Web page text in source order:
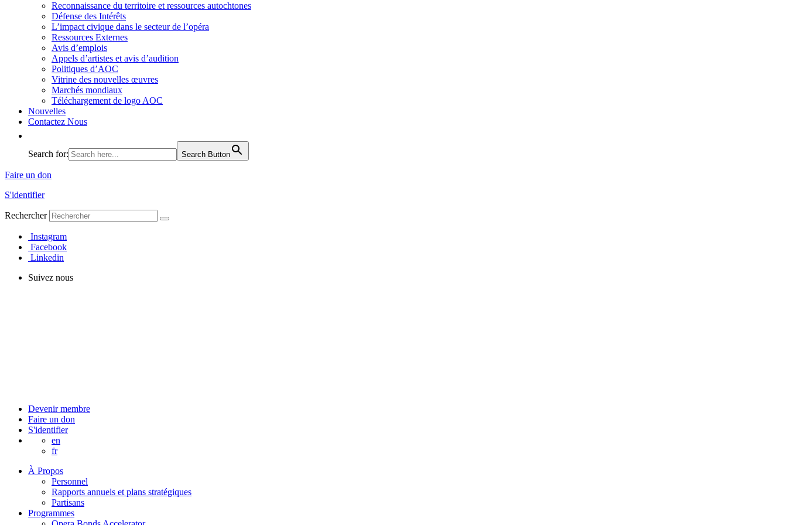
Reconnaissance du territoire et ressources autochtones
Défense des Intérêts
L’impact civique dans le secteur de l’opéra
Ressources Externes
Avis d’emplois
Appels d’artistes et avis d’audition
Politiques d’AOC
Vitrine des nouvelles œuvres
Marchés mondiaux
Téléchargement de logo AOC
Nouvelles
Contactez Nous
Search for: Search Button
Faire un don
S'identifier
Rechercher
Instagram
Facebook
Linkedin
Suivez nous
Devenir membre
Faire un don
S'identifier
en
fr
À Propos
Personnel
Rapports annuels et plans stratégiques
Partisans
Programmes